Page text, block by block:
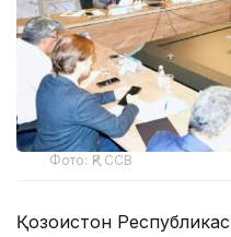
Фото: ҚР ССВ
Қозоғистон